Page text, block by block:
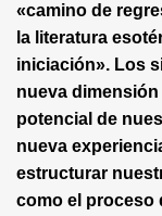
«camino de
la literatura
iniciación». Los
nueva
potencial de
nueva
estructurar
como el proceso